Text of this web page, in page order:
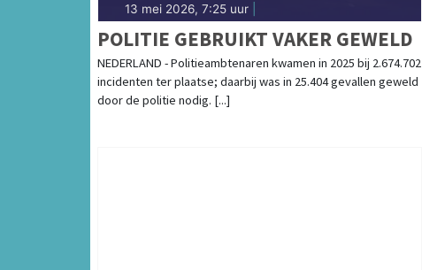
13 mei 2026, 7:25 uur
POLITIE GEBRUIKT VAKER GEWELD
NEDERLAND - Politieambtenaren kwamen in 2025 bij 2.674.702
incidenten ter plaatse; daarbij was in 25.404 gevallen geweld
door de politie nodig. [...]